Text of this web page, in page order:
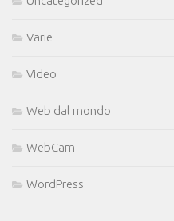
Varie
Video
Web dal mondo
WebCam
WordPress